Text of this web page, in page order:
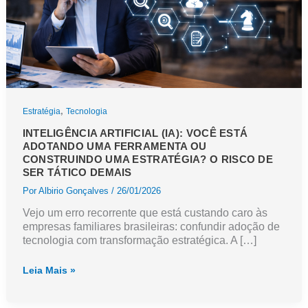
Estratégia, Tecnologia
INTELIGÊNCIA ARTIFICIAL (IA): VOCÊ ESTÁ
ADOTANDO UMA FERRAMENTA OU
CONSTRUINDO UMA ESTRATÉGIA? O RISCO DE
SER TÁTICO DEMAIS
PorAlbirio Gonçalves / 26/01/2026
Vejo um erro recorrente que está custando caro às
empresas familiares brasileiras: confundir adoção de
tecnologia com transformação estratégica. A […]
Inteligência
Leia Mais »